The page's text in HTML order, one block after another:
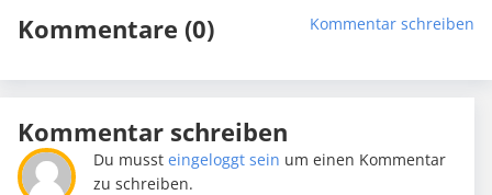
Kommentare (0) Kommentar schreiben
Kommentar schreiben
Du mussteingeloggt sein um einen Kommentar
zu schreiben.